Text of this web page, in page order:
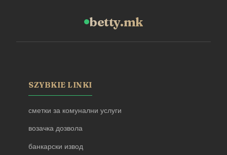
betty.mk
SZYBKIE LINKI
сметки за комунални услуги
возачка дозвола
банкарски извод